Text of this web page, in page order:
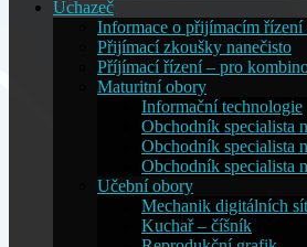
Uchazeč
Informace o přijímacím řízení
Přijímací zkoušky nanečisto
Příjímací řízení – pro
Maturitní obory
Informační technologie
Obchodník specialista
Obchodník specialista
Obchodník specialista
Učební obory
Mechanik digitálních
Kuchař – číšník